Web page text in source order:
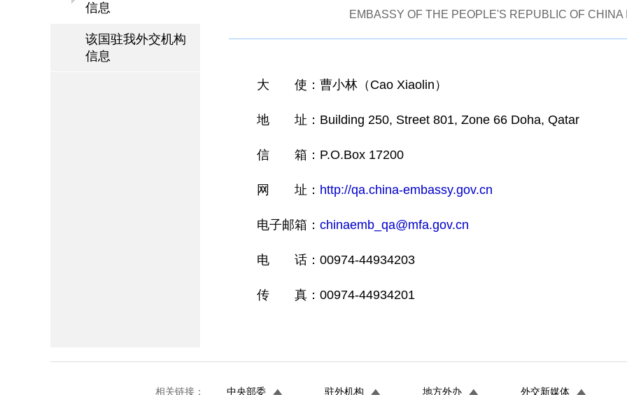
信息
该国驻我外交机构
信息
EMBASSY OF THE PEOPLE'S REPUBLIC OF CHINA
大 使：曹小林（Cao Xiaolin）
地 址：Building 250, Street 801, Zone 66 Doha, Qatar
信 箱：P.O.Box 17200
网 址： http://qa.china-embassy.gov.cn
电子邮箱： chinaemb_qa@mfa.gov.cn
电 话：00974-44934203
传 真：00974-44934201
相关链接： 中央部委 驻外机构 地方外办 外交新媒体